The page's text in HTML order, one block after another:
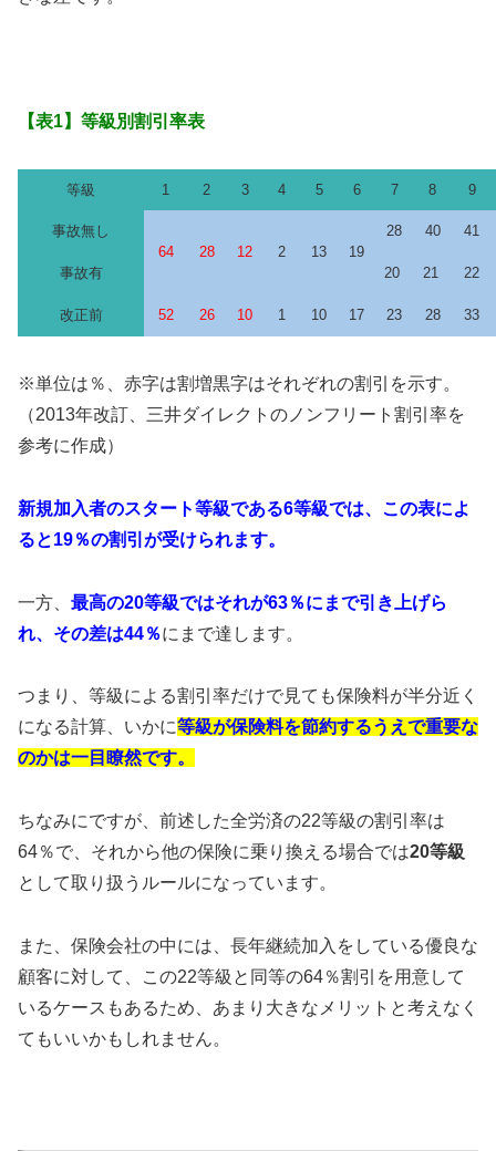
【表1】等級別割引率表
等級 1 2 3 4 5 6 7 8 9
事故無し
64
28 12 2 13 19
28 40 41
事故有 20 21 22
改正前 52 26 10 1 10 17 23 28 33
※単位は％、赤字は割増黒字はそれぞれの割引を示す。
（2013年改訂、三井ダイレクトのノンフリート割引率を
参考に作成）
新規加入者のスタート等級である6等級では、この表によ
ると19％の割引が受けられます。
一方、 最高の20等級ではそれが63％にまで引き上げら
れ、その差は44％にまで達します。
つまり、等級による割引率だけで見ても保険料が半分近く
になる計算、いかに等級が保険料を節約するうえで重要な
のかは一目瞭然です。
ちなみにですが、前述した全労済の22等級の割引率は
64％で、それから他の保険に乗り換える場合では20等級
として取り扱うルールになっています。
また、保険会社の中には、長年継続加入をしている優良な
顧客に対して、この22等級と同等の64％割引を用意して
いるケースもあるため、あまり大きなメリットと考えなく
てもいいかもしれません。